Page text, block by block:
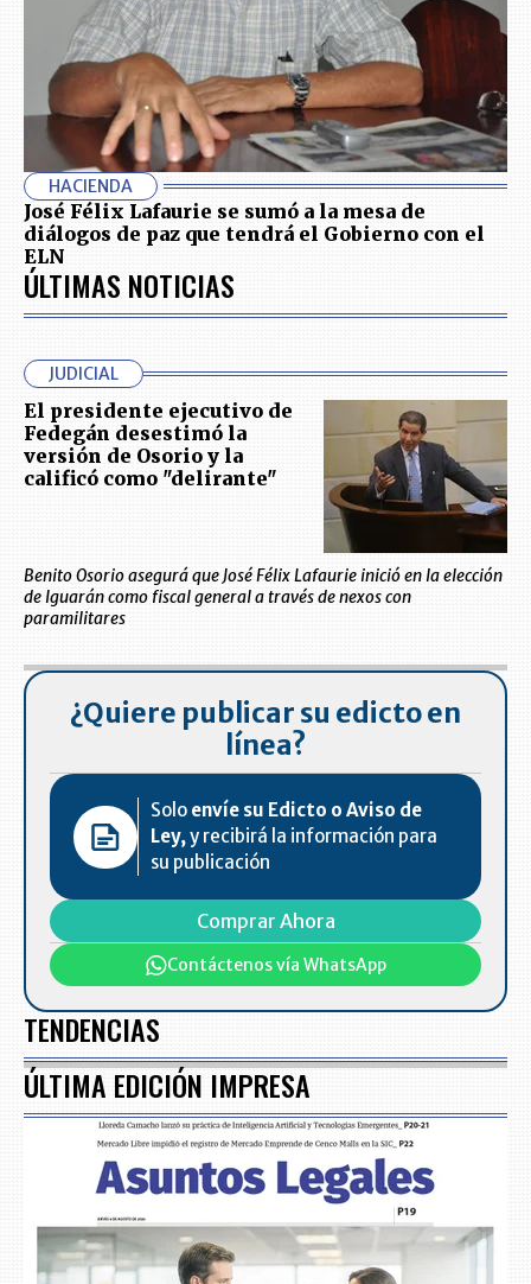
HACIENDA
José Félix Lafaurie se sumó a la mesa de
diálogos de paz que tendrá el Gobierno con el
ELN
ÚLTIMAS NOTICIAS
JUDICIAL
El presidente ejecutivo de
Fedegán desestimó la
versión de Osorio y la
calificó como "delirante"
Benito Osorio asegurá que José Félix Lafaurie inició en la elección
de Iguarán como fiscal general a través de nexos con
paramilitares
¿Quiere publicar su edicto en
línea?
Solo envíe su Edicto o Aviso de
Ley,y recibirá la información para
su publicación
Comprar Ahora
Contáctenos vía WhatsApp
TENDENCIAS
ÚLTIMA EDICIÓN IMPRESA